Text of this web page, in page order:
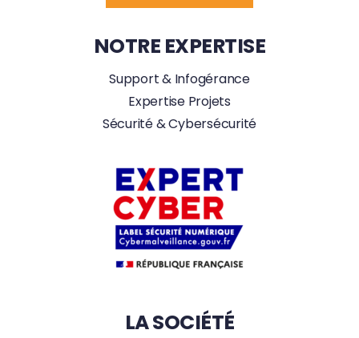
NOTRE EXPERTISE
Support & Infogérance
Expertise Projets
Sécurité & Cybersécurité
LA SOCIÉTÉ